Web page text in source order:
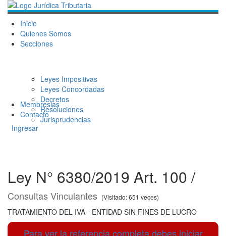
Inicio
Quienes Somos
Secciones
Leyes Impositivas
Leyes Concordadas
Decretos
Resoluciones
Jurisprudencias
Membresias
Contacto
Ingresar
Ley N° 6380/2019 Art. 100 /
Consultas Vinculantes (Visitado: 651 veces)
TRATAMIENTO DEL IVA - ENTIDAD SIN FINES DE LUCRO
Para ver la referencia completa debes iniciar